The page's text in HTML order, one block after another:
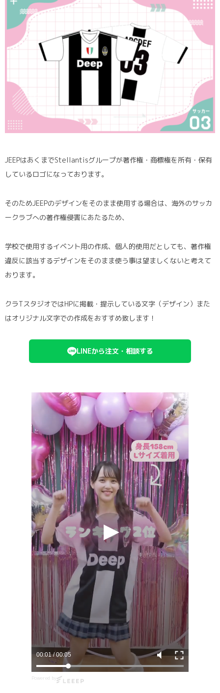
JEEPはあくまでStellantisグループが著作権・商標権を所有・保有
しているロゴになっております。
そのためJEEPのデザインをそのまま使用する場合は、海外のサッカ
ークラブへの著作権侵害にあたるため、
学校で使用するイベント用の作成、個人的使用だとしても、著作権
違反に該当するデザインをそのまま使う事は望ましくないと考えて
おります。
クラTスタジオではHPに掲載・提示している文字（デザイン）また
はオリジナル文字での作成をおすすめ致します！
LINEから注文・相談する
00:02/00:05
Powered by